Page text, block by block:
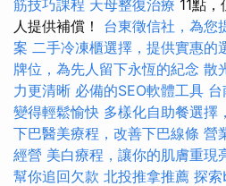
筋技巧課程 天母整復治療 11點
人提供補償！ 台東徵信社，為您
案 二手冷凍櫃選擇，提供實惠的
牌位，為先人留下永恆的紀念 散
力更清晰 必備的SEO軟體工具
變得輕鬆愉快 多樣化自助餐選擇
下巴醫美療程，改善下巴線條 營
經營 美白療程，讓你的肌膚重現
幫你追回欠款 北投推拿推薦 探